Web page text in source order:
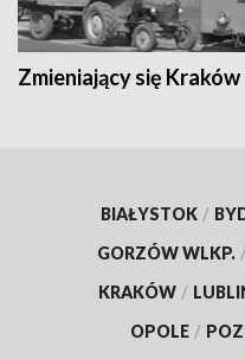
Zmieniający się Kraków
BIAŁYSTOK /
GORZÓW WLKP.
KRAKÓW /
OPOLE /